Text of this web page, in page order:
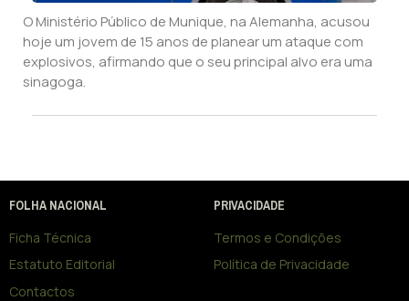
O Ministério Público de Munique, na Alemanha, acusou
hoje um jovem de 15 anos de planear um ataque com
explosivos, afirmando que o seu principal alvo era uma
sinagoga.
FOLHA NACIONAL
Ficha Técnica
Estatuto Editorial
Contactos
PRIVACIDADE
Termos e Condições
Política de Privacidade